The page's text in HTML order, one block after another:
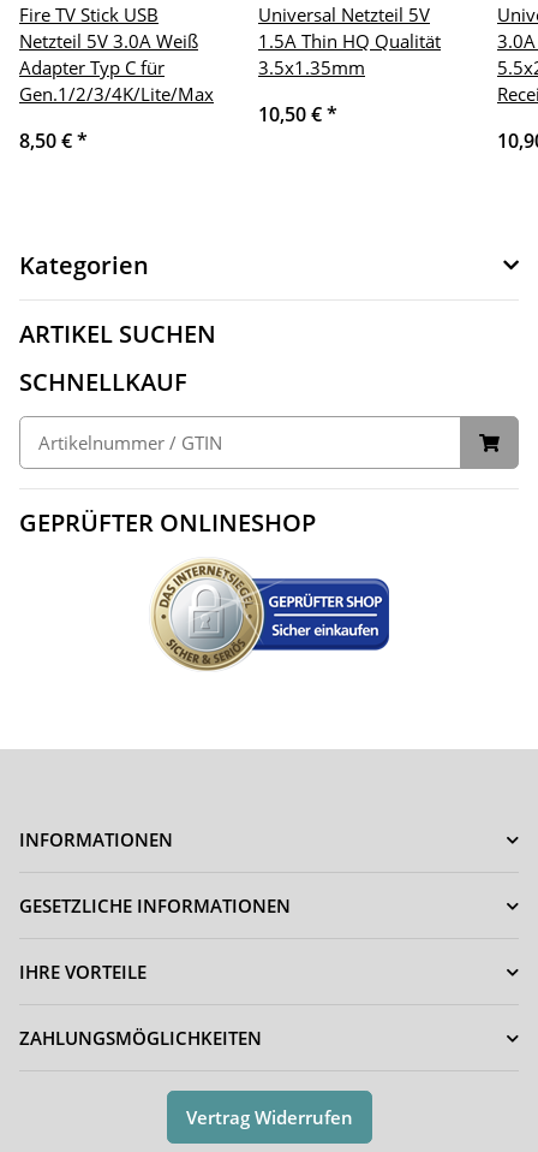
Fire TV Stick USB
Netzteil 5V 3.0A Weiß
Adapter Typ C für
Gen.1/2/3/4K/Lite/Max
8,50 €*
Universal Netzteil 5V
1.5A Thin HQ Qualität
3.5x1.35mm
10,50 €*
Kategorien
ARTIKEL SUCHEN
SCHNELLKAUF
GEPRÜFTER ONLINESHOP
INFORMATIONEN
GESETZLICHE INFORMATIONEN
IHRE VORTEILE
ZAHLUNGSMÖGLICHKEITEN
Vertrag Widerrufen